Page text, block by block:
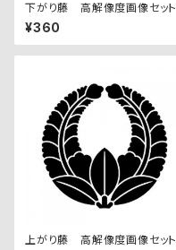
下がり藤 高解像度画像セット
¥360
上がり藤 高解像度画像セット